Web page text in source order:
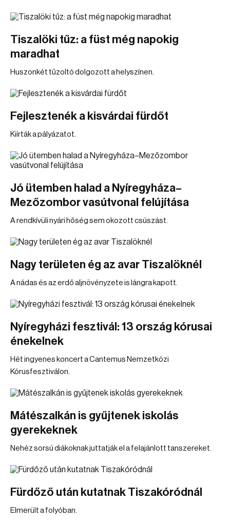
Tiszalöki tűz: a füst még napokig
maradhat
Huszonkét tűzoltó dolgozott a helyszínen.
Fejlesztenék a kisvárdai fürdőt
Kiírták a pályázatot.
Jó ütemben halad a Nyíregyháza–
Mezőzombor vasútvonal felújítása
A rendkívüli nyári hőség sem okozott csúszást.
Nagy területen ég az avar Tiszalöknél
A nádas és az erdő aljnövényzete is lángra kapott.
Nyíregyházi fesztivál: 13 ország kórusai
énekelnek
Hét ingyenes koncert a Cantemus Nemzetközi
Kórusfesztiválon.
Mátészalkán is gyűjtenek iskolás
gyerekeknek
Nehéz sorsú diákoknak juttatják el a felajánlott tanszereket.
Fürdőző után kutatnak Tiszakóródnál
Elmerült a folyóban.